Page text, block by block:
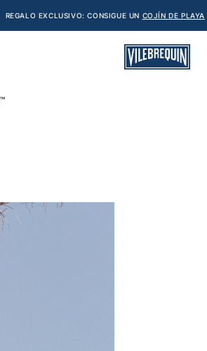
REGALO EXCLUSIVO: CONSIGUE UN COJÍN DE PLAYA